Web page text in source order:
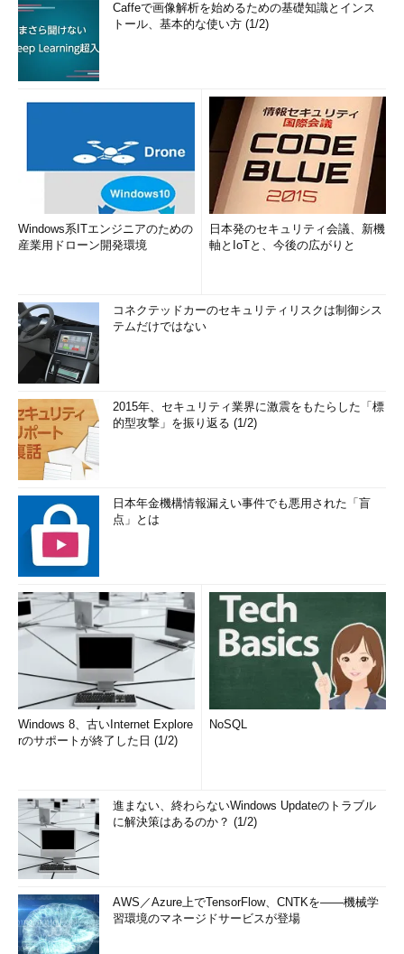
Caffeで画像解析を始めるための基礎知識とインス
トール、基本的な使い方 (1/2)
Windows系ITエンジニアのための
産業用ドローン開発環境
日本発のセキュリティ会議、新機
軸とIoTと、今後の広がりと
コネクテッドカーのセキュリティリスクは制御シス
テムだけではない
2015年、セキュリティ業界に激震をもたらした「標
的型攻撃」を振り返る (1/2)
日本年金機構情報漏えい事件でも悪用された「盲
点」とは
Windows 8、古いInternet Explore
rのサポートが終了した日 (1/2)
NoSQL
進まない、終わらないWindows Updateのトラブル
に解決策はあるのか？ (1/2)
AWS／Azure上でTensorFlow、CNTKを――機械学
習環境のマネージドサービスが登場